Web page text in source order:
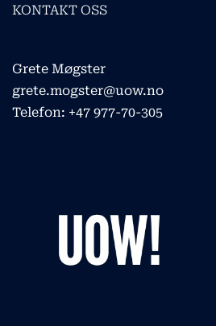
KONTAKT OSS
Grete Møgster
grete.mogster@uow.no
Telefon: +47 977-70-305